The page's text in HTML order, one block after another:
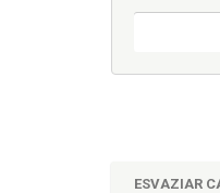
ESVAZIAR